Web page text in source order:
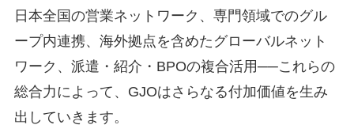
日本全国の営業ネットワーク、専門領域でのグル
ープ内連携、海外拠点を含めたグローバルネット
ワーク、派遣・紹介・BPOの複合活用──これらの
総合力によって、GJOはさらなる付加価値を生み
出していきます。